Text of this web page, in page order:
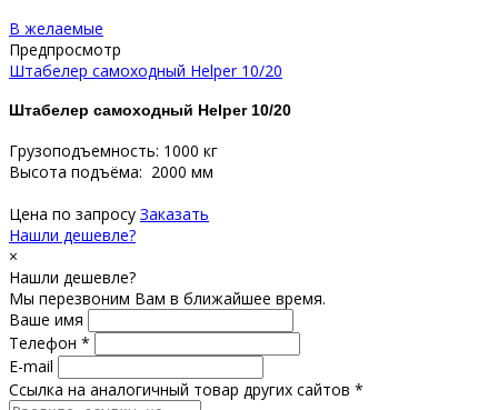
В желаемые
Предпросмотр
Штабелер самоходный Helper 10/20
Штабелер самоходный Helper 10/20
Грузоподъемность: 1000 кг
Высота подъёма: 2000 мм
Цена по запросу Заказать
Нашли дешевле?
×
Нашли дешевле?
Мы перезвоним Вам в ближайшее время.
Ваше имя
Телефон *
E-mail
Ссылка на аналогичный товар других сайтов *